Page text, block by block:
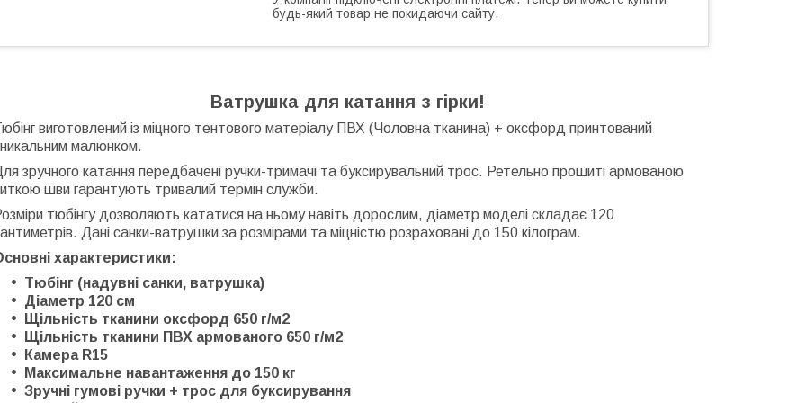
будь-який товар не покидаючи сайту.
Ватрушка для катання з гірки!
виготовлений із міцного тентового матеріалу ПВХ (Чоловна тканина) + оксфорд принтований
малюнком.
зручного катання передбачені ручки-тримачі та буксирувальний трос. Ретельно прошиті армованою
шви гарантують тривалий термін служби.
тюбінгу дозволяють кататися на ньому навіть дорослим, діаметр моделі складає 120
Дані санки-ватрушки за розмірами та міцністю розраховані до 150 кілограм.
характеристики:
Тюбінг (надувні санки, ватрушка)
Діаметр 120 см
Щільність тканини оксфорд 650 г/м2
Щільність тканини ПВХ армованого 650 г/м2
Камера R15
Максимальне навантаження до 150 кг
Зручні гумові ручки + трос для буксирування